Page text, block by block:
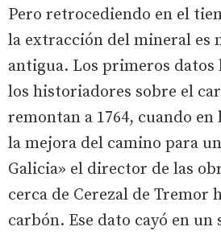
Pero retrocediendo en el
la extracción del mineral es
antigua. Los primeros datos
los historiadores sobre el
remontan a 1764, cuando
la mejora del camino para
Galicia» el director de las
cerca de Cerezal de Tremor
carbón. Ese dato cayó en